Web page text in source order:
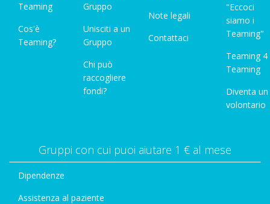
Teaming
Cos'è
Teaming?
Gruppo
Unisciti a un
Gruppo
Chi può
raccogliere
fondi?
Note legali
Contattaci
"Eccoci
siamo i
Teaming"
Teaming 4
Teaming
Diventa un
volontario
Gruppi con cui puoi aiutare 1 € al mese
Dipendenze
Assistenza al paziente